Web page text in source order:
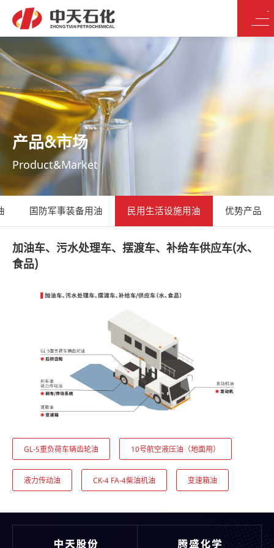
产品&市场
Product&Market
国防军事装备用油 民用生活设施用油 优势产品
加油车、污水处理车、摆渡车、补给车供应车(水、
食品)
GL-5重负荷⻋辆⻮轮油 10号航空液压油（地面用）
液力传动油 CK-4 FA-4柴油机油 变速箱油